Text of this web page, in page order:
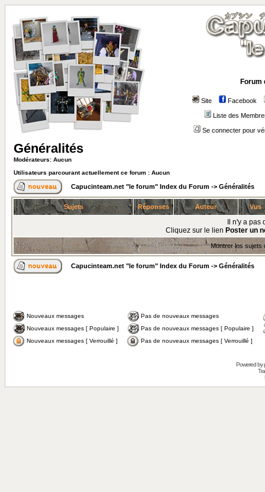
Forum
Site Facebook
Liste des
Se connecter pour
Généralités
Modérateurs: Aucun
Utilisateurs parcourant actuellement ce forum : Aucun
Capucinteam.net "le forum" Index du Forum -> Généralités
Sujets Réponses Auteur Vus
Il n'y a
Cliquez sur le lien Poster un
Montrer les sujets
Capucinteam.net "le forum" Index du Forum -> Généralités
Nouveaux messages
Pas de nouveaux messages
Nouveaux messages [ Populaire ]
Pas de nouveaux messages [ Populaire ]
Nouveaux messages [ Verrouillé ]
Pas de nouveaux messages [ Verrouillé ]
Powered by